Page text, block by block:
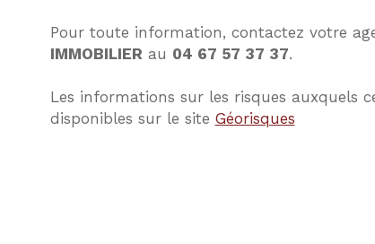
Pour toute information, contactez votre
IMMOBILIERau 04 67 57 37 37.
Les informations sur les risques auxquels
disponibles sur le site Géorisques